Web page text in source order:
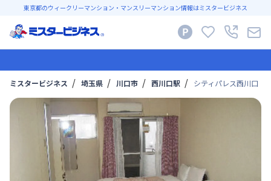
東京都のウィークリーマンション・マンスリーマンション情報はミスタービジネス
ミスタービジネス 埼玉県 川口市 西川口駅 シティパレス西川口｜